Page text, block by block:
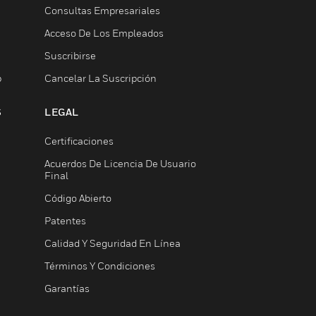
Consultas Empresariales
Acceso De Los Empleados
Suscribirse
Cancelar La Suscripción
LEGAL
Certificaciones
Acuerdos De Licencia De Usuario
Final
Código Abierto
Patentes
Calidad Y Seguridad En Línea
Términos Y Condiciones
Garantías